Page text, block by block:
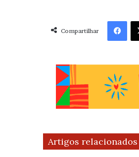
Compartilhar
Facebook
Artigos relacionados